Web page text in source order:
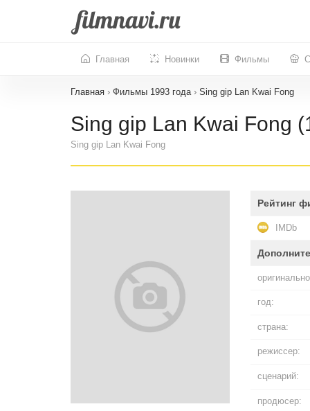
Главная Новинки Фильмы
Главная › Фильмы 1993 года › Sing gip Lan Kwai Fong
Sing gip Lan Kwai Fong
Sing gip Lan Kwai Fong
Рейтинг
IMDb
год:
страна:
режиссер:
сценарий:
продюсер: